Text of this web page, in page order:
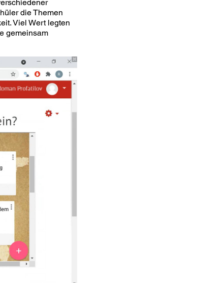
die Themen
Viel Wert legten
gemeinsam